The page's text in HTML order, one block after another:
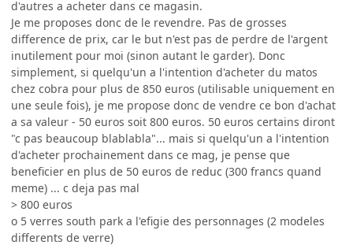
d'autres a acheter dans ce magasin.
Je me proposes donc de le revendre. Pas de grosses
difference de prix, car le but n'est pas de perdre de l'argent
inutilement pour moi (sinon autant le garder). Donc
simplement, si quelqu'un a l'intention d'acheter du matos
chez cobra pour plus de 850 euros (utilisable uniquement en
une seule fois), je me propose donc de vendre ce bon d'achat
a sa valeur - 50 euros soit 800 euros. 50 euros certains diront
"c pas beaucoup blablabla"... mais si quelqu'un a l'intention
d'acheter prochainement dans ce mag, je pense que
beneficier en plus de 50 euros de reduc (300 francs quand
meme) ... c deja pas mal
> 800 euros
o 5 verres south park a l'efigie des personnages (2 modeles
differents de verre)